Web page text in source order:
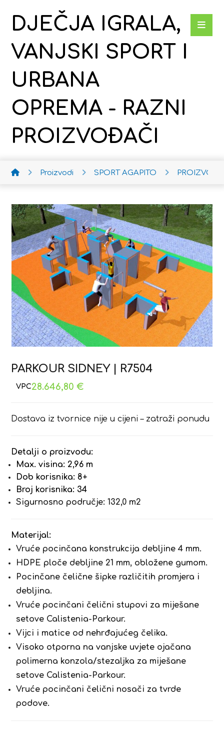
DJEČJA IGRALA,
VANJSKI SPORT I
URBANA
OPREMA - RAZNI
PROIZVOĐAČI
Proizvodi SPORT AGAPITO PROIZVODI
PARKOUR SIDNEY | R7504
28.646,80€
Dostava iz tvornice nije u cijeni – zatraži ponudu
Detalji o proizvodu:
Max. visina: 2,96 m
Dob korisnika: 8+
Broj korisnika: 34
Sigurnosno područje: 132,0 m2
Materijal:
Vruće pocinčana konstrukcija debljine 4 mm.
HDPE ploče debljine 21 mm, obložene gumom.
Pocinčane čelične šipke različitih promjera i
debljina.
Vruće pocinčani čelični stupovi za miješane
setove Calistenia-Parkour.
Vijci i matice od nehrđajućeg čelika.
Visoko otporna na vanjske uvjete ojačana
polimerna konzola/stezaljka za miješane
setove Calistenia-Parkour.
Vruće pocinčani čelični nosači za tvrde
podove.